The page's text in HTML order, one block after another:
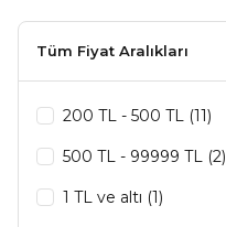
Tüm Fiyat Aralıkları
200 TL - 500 TL (11)
500 TL - 99999 TL (2)
1 TL ve altı (1)